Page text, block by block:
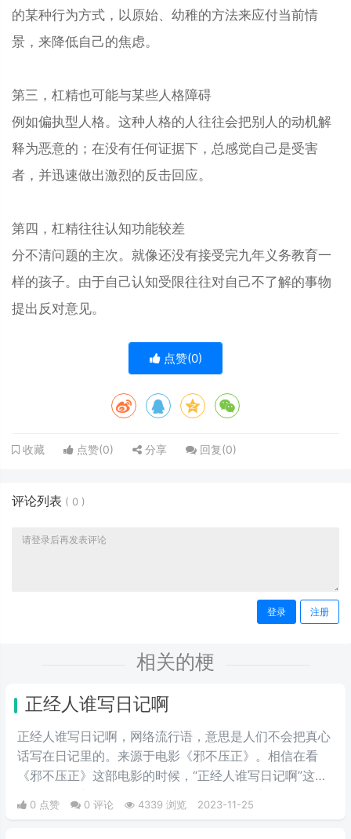
的某种行为方式，以原始、幼稚的方法来应付当前情
景，来降低自己的焦虑。
第三，杠精也可能与某些人格障碍
例如偏执型人格。这种人格的人往往会把别人的动机解
释为恶意的；在没有任何证据下，总感觉自己是受害
者，并迅速做出激烈的反击回应。
第四，杠精往往认知功能较差
分不清问题的主次。就像还没有接受完九年义务教育一
样的孩子。由于自己认知受限往往对自己不了解的事物
提出反对意见。
点赞(0)
收藏 点赞(0) 分享 回复(0)
评论列表 ( 0 )
登录 注册
相关的梗
正经人谁写日记啊
正经人谁写日记啊，网络流行语，意思是人们不会把真心
话写在日记里的。来源于电影《邪不压正》。相信在看
《邪不压正》这部电影的时候，“正经人谁写日记啊”这句
台词印象深刻，台词是想表达人们不会把真心话写在日记
里。后来一些人使用这句话表达真心话确实都不会写在日
0 点赞 0 评论 4339 浏览 2023-11-25